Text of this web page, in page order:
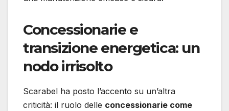
Concessionarie e
transizione energetica: un
nodo irrisolto
Scarabel ha posto l’accento su un’altra
criticità: il ruolo delle concessionarie come